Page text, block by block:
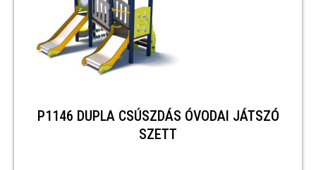
P1146 DUPLA CSÚSZDÁS ÓVODAI JÁTSZÓ
SZETT